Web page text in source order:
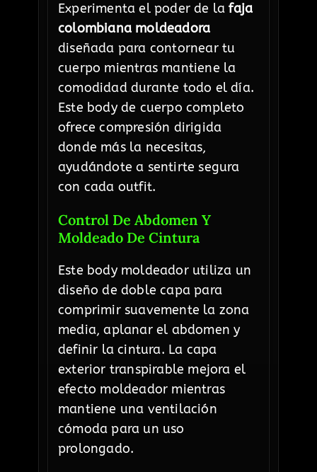
Experimenta el poder de lafaja
colombiana moldeadora
diseñada para contornear tu
cuerpo mientras mantiene la
comodidad durante todo el día.
Este body de cuerpo completo
ofrece compresión dirigida
donde más la necesitas,
ayudándote a sentirte segura
con cada outfit.
Control De Abdomen Y
Moldeado De Cintura
Este body moldeador utiliza un
diseño de doble capa para
comprimir suavemente la zona
media, aplanar el abdomen y
definir la cintura. La capa
exterior transpirable mejora el
efecto moldeador mientras
mantiene una ventilación
cómoda para un uso
prolongado.